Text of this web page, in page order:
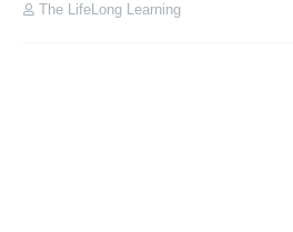
The LifeLong Learning